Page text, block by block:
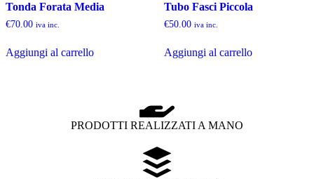
Tonda Forata Media
€70.00 iva inc.
Aggiungi al carrello
Tubo Fasci Piccola
€50.00 iva inc.
Aggiungi al carrello
PRODOTTI REALIZZATI A MANO